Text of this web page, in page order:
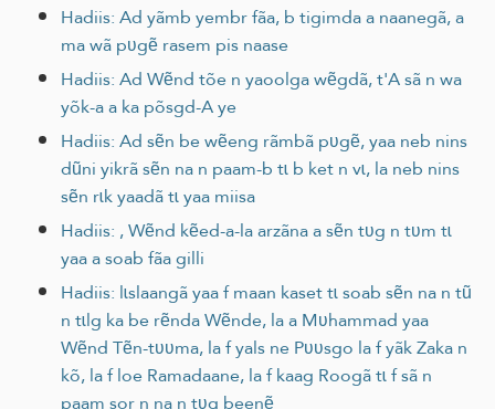
Hadiis: Ad yãmb yembr fãa, b tigimda a naanegã, a
ma wã pʋgẽ rasem pis naase
Hadiis: Ad Wẽnd tõe n yaoolga wẽgdã, t'A sã n wa
yõk-a a ka põsgd-A ye
Hadiis: Ad sẽn be wẽeng rãmbã pʋgẽ, yaa neb nins
dũni yikrã sẽn na n paam-b tɩ b ket n vɩ, la neb nins
sẽn rɩk yaadã tɩ yaa miisa
Hadiis: , Wẽnd kẽed-a-la arzãna a sẽn tʋg n tʋm tɩ
yaa a soab fãa gilli
Hadiis: lɩslaangã yaa f maan kaset tɩ soab sẽn na n tũ
n tɩlg ka be rẽnda Wẽnde, la a Mʋhammad yaa
Wẽnd Tẽn-tʋʋma, la f yals ne Pʋʋsgo la f yãk Zaka n
kõ, la f loe Ramadaane, la f kaag Roogã tɩ f sã n